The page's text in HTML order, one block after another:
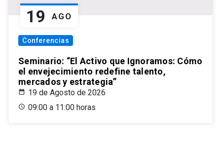
19 AGO
Conferencias
Seminario: “El Activo que Ignoramos: Cómo
el envejecimiento redefine talento,
mercados y estrategia”
19 de Agosto de 2026
09:00 a 11:00 horas